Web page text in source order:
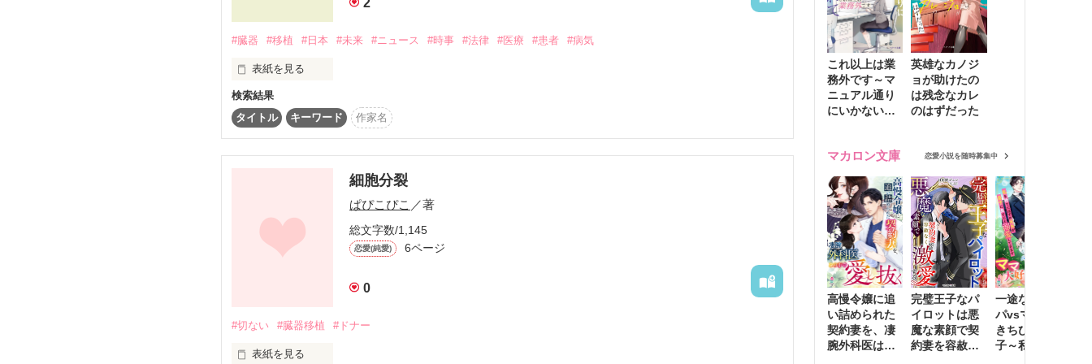
2
#臓器 #移植 #日本 #未来 #ニュース #時事 #法律 #医療 #患者 #病気
表紙を見る
今年から始まる改正臓器移植法。
少し、日本の未来について考えてみませんか？
検索結果
タイトル
キーワード 作家名
細胞分裂
ぱぴこぴこ ／著
総文字数/1,145
恋愛(純愛) 6ページ
0
#切ない #臓器移植 #ドナー
表紙を見る
これ以上は業
務外です～マ
ニュアル通り
にいかない彼
英雄なカノジ
ョが助けたの
は残念なカレ
のはずだった
マカロン文庫 恋愛小説を随時募集中
高慢令嬢に追
い詰められた
契約妻を、凄
腕外科医はこ
完璧王子なパ
イロットは悪
魔な素顔で契
約妻を容赦な
一途な社長パ
パvsママ大好
きちびっこ息
子～私を捨て